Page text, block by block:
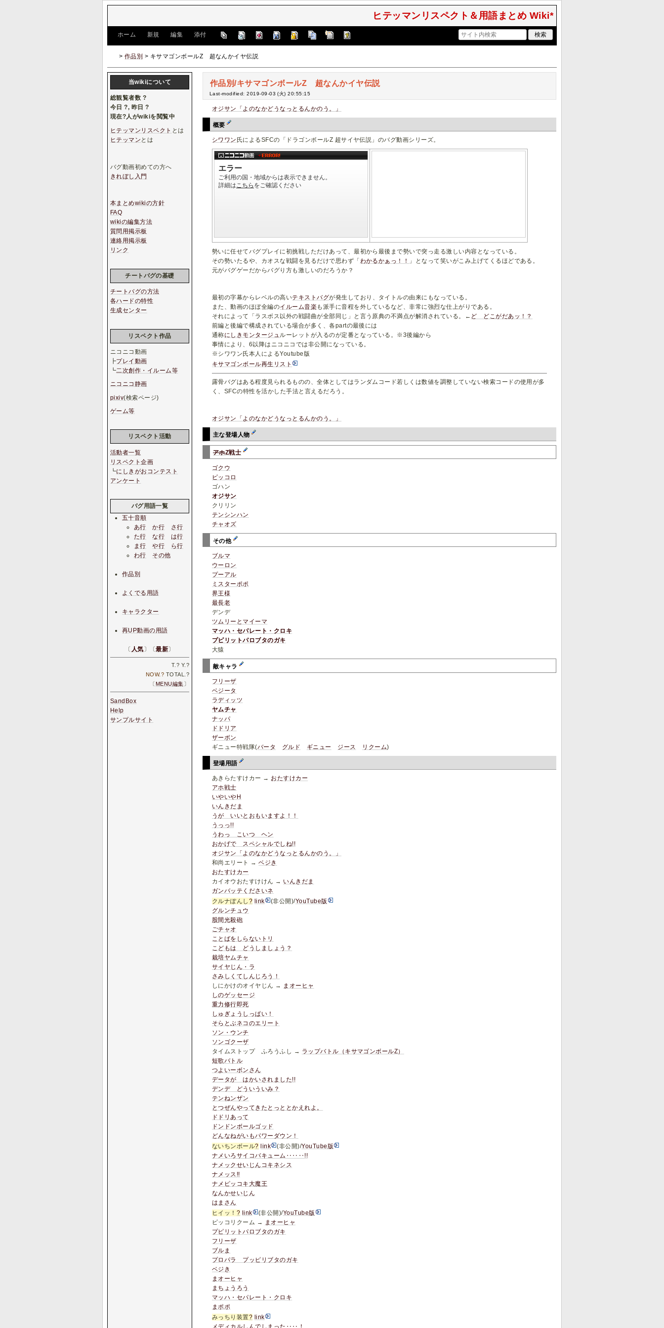
ヒテッマンリスペクト＆用語まとめ Wiki*
ホーム 新規 編集 添付
> 作品別 > キサマゴンボールZ 超なんかイヤ伝説
作品別/キサマゴンボールZ 超なんかイヤ伝説
Last-modified: 2019-09-03 (火) 20:55:15
オジサン「よのなかどうなっとるんかのう。」
概要
シワワン 氏によるSFCの「ドラゴンボールZ 超サイヤ伝説」のバグ動画シリーズ。
勢いに任せてバグプレイに初挑戦しただけあって、最初から最後まで勢いで突っ走る激しい内容となっている。
その勢いたるや、カオスな戦闘を見るだけで思わず「 わかるかぁっ！！
」となって笑いがこみ上げてくるほどである。
元がバグゲーだからバグり方も激しいのだろうか？
最初の字幕からレベルの高いテキストバグが発生しており、タイトルの由来にもなっている。
また、動画のほぼ全編のイルーム音楽も派手に音程を外しているなど、非常に強烈な仕上がりである。
それによって「ラスボス以外の戦闘曲が全部同じ」と言う原典の不満点が解消されている。← ど どこがだあッ！？
前編と後編で構成されている場合が多く、各partの最後には
通称にしきモンタージュ ルーレットが入るのが定番となっている。※3後編から
事情により、6以降はニコニコでは非公開になっている。
※シワワン氏本人によるYoutube版
キサマゴンボール再生リスト
露骨バグはある程度見られるものの、全体としてはランダムコード若しくは数値を調整していない検索コードの使用が多
く、SFCの特性を活かした手法と言えるだろう。
オジサン「よのなかどうなっとるんかのう。」
主な登場人物
アホZ戦士
ゴクウ
ピッコロ
ゴハン
オジサン
クリリン
テンシンハン
チャオズ
その他
ブルマ
ウーロン
プーアル
ミスターポポ
界王様
最長老
デンデ
ツムリーとマイーマ
マッハ・セパレート・クロキ
プピリットパロブタのガキ
大猿
敵キャラ
フリーザ
ベジータ
ラディッツ
ヤムチャ
ナッパ
ドドリア
ザーボン
ギニュー特戦隊(バータ グルド ギニュー ジース リクーム)
登場用語
あきらたすけカー → おたすけカー
アホ戦士
いやいやH
いんきだま
うが いいとおもいますよ！！
うっっ!!
うわっ こいつ ヘン
おかげで スペシャルでしね!!
オジサン「よのなかどうなっとるんかのう。」
和尚エリート →ベジき
おたすけカー
カイオウおたすけけん → いんきだま
ガンバッテくださいネ
クルナぽんし ? link (非公開)/YouTube版
グルンチュウ
股間光殺砲
ごチャオ
ことばをしらないトリ
こどもは どうしましょう？
栽培ヤムチャ
サイヤじん・ラ
さみしくてしんじろう！
しにかけのオイヤじん → まオーヒャ
しのゲッセージ
重力修行即死
しゅぎょうしっぱい！
そらとぶネコのエリート
ソン・ウンチ
ソンゴクーザ
タイムストップ ふろうふし → ラップバトル（キサマゴンボールZ）
短歌バトル
つよいーボンさん
データが はかいされました!!
デンデ どういういみ？
テンねンザン
とつぜんやってきたとっととかえれよ。
ドドリあって
ドンドンボールゴッド
どんなねがいもパワーダウン！
ないちンボール? link (非公開)/YouTube版
ナメいろサイコバキューム‥‥‥!!
ナメックせいじんコキネシス
ナメッス!!
ナメピッコキ大魔王
なんかせいじん
はまさん
ヒイッ！ ? link (非公開)/YouTube版
ピッコリクーム → まオーヒャ
プピリットパロブタのガキ
フリーザ
ブルま
プロパラ プッピリブタのガキ
ベジき
まオーヒャ
まちょうろう
マッハ・セパレート・クロキ
まポポ
みっちり装置? link
メディカルしんでしまった‥‥！
当wikiについて
総観覧者数 ?
今日?, 昨日?
現在?人がwikiを閲覧中
ヒテッマンリスペクト とは
ヒテッマン とは
バグ動画初めての方へ
きれぼし入門
本まとめwikiの方針
FAQ
wikiの編集方法
質問用掲示板
連絡用掲示板
リンク
チートバグの基礎
チートバグの方法
各ハードの特性
生成センター
リスペクト作品
ニコニコ動画
┣プレイ動画
┗二次創作・イルーム等
ニコニコ静画
pixiv(検索ページ)
ゲーム等
リスペクト活動
活動者一覧
リスペクト企画
┗にしきがおコンテスト
アンケート
バグ用語一覧
五十音順
あ行
か行
さ行
た行
な行
は行
ま行
や行
ら行
わ行
その他
作品別
よくでる用語
キャラクター
再UP動画の用語
〔 人気 〕〔最新〕
T. ? Y. ?
NOW.? TOTAL. ?
〔 MENU編集 〕
SandBox
Help
サンプルサイト